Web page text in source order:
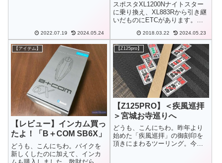
ちらの山は頂上までバイ...
2022.07.19 2024.05.24
スポスタXL1200Nナイトスター
に乗り換え、XL883Rから引き継
いだものにETCがあります。
は対応しておらず、少し窮屈な
感じで入れて使っていたので
ETCケースを新調しました。
2018.03.22 2024.05.23
【アイテム】
【レビュー】インカム買っ
たよ！「B＋COM SB6X」
どうも、こんにちわ。バイクを
新しくしたのに加えて、インカ
【Z125pro】
【Z125PRO】＜疾風巡拝
＞宮城お寺巡りへ
どうも、こんにちわ。昨年より
始めた「疾風巡拝」の御刻印を
頂きにまわるツーリング。今年